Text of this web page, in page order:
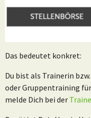
Das bedeutet konkret:
Du bist als Trainerin
oder Gruppentraining
melde Dich bei der